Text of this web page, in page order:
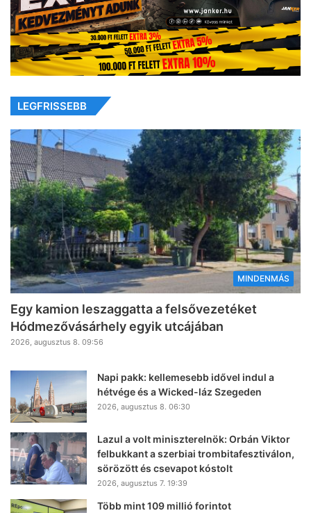
LEGFRISSEBB
MINDENMÁS
Egy kamion leszaggatta a felsővezetéket
Hódmezővásárhely egyik utcájában
2026, augusztus 8. 09:56
Napi pakk: kellemesebb idővel indul a
hétvége és a Wicked-láz Szegeden
2026, augusztus 8. 06:30
Lazul a volt miniszterelnök: Orbán Viktor
felbukkant a szerbiai trombitafesztiválon,
sörözött és csevapot kóstolt
2026, augusztus 7. 19:39
Több mint 109 millió forintot